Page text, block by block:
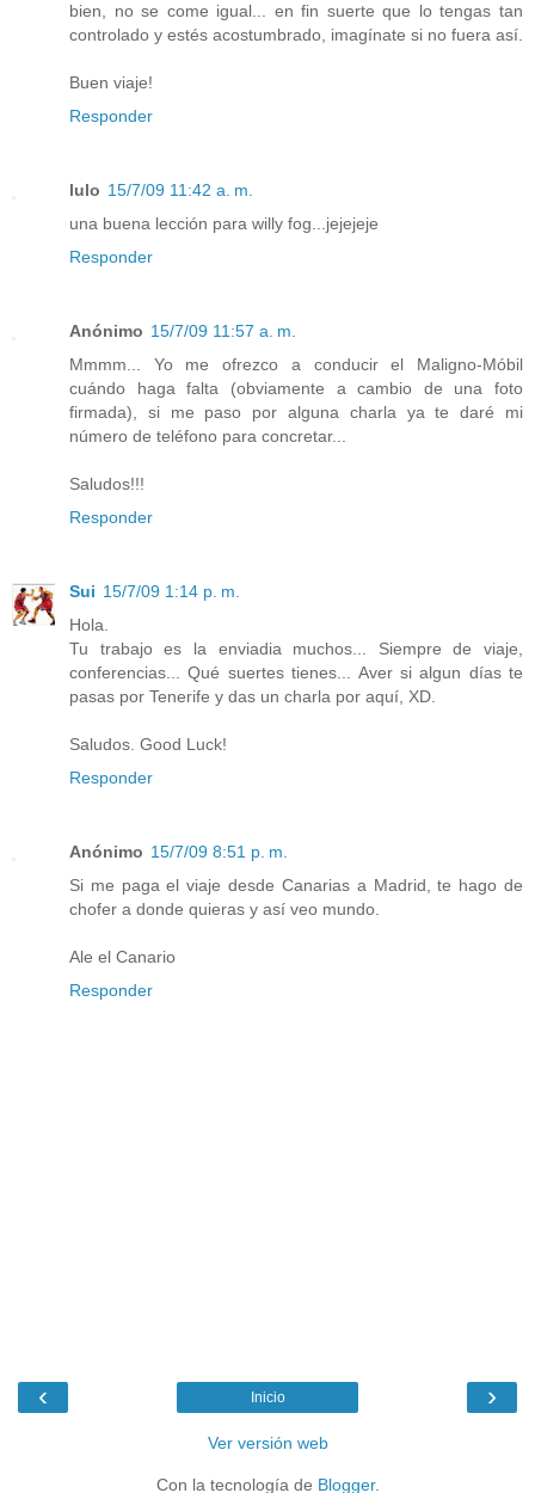
bien, no se come igual... en fin suerte que lo tengas tan
controlado y estés acostumbrado, imagínate si no fuera así.
Buen viaje!
Responder
lulo 15/7/09 11:42 a. m.
una buena lección para willy fog...jejejeje
Responder
Anónimo 15/7/09 11:57 a. m.
Mmmm... Yo me ofrezco a conducir el Maligno-Móbil
cuándo haga falta (obviamente a cambio de una foto
firmada), si me paso por alguna charla ya te daré mi
número de teléfono para concretar...
Saludos!!!
Responder
Sui 15/7/09 1:14 p. m.
Hola.
Tu trabajo es la enviadia muchos... Siempre de viaje,
conferencias... Qué suertes tienes... Aver si algun días te
pasas por Tenerife y das un charla por aquí, XD.
Saludos. Good Luck!
Responder
Anónimo 15/7/09 8:51 p. m.
Si me paga el viaje desde Canarias a Madrid, te hago de
chofer a donde quieras y así veo mundo.
Ale el Canario
Responder
‹ ›
Inicio
Ver versión web
Con la tecnología de Blogger.